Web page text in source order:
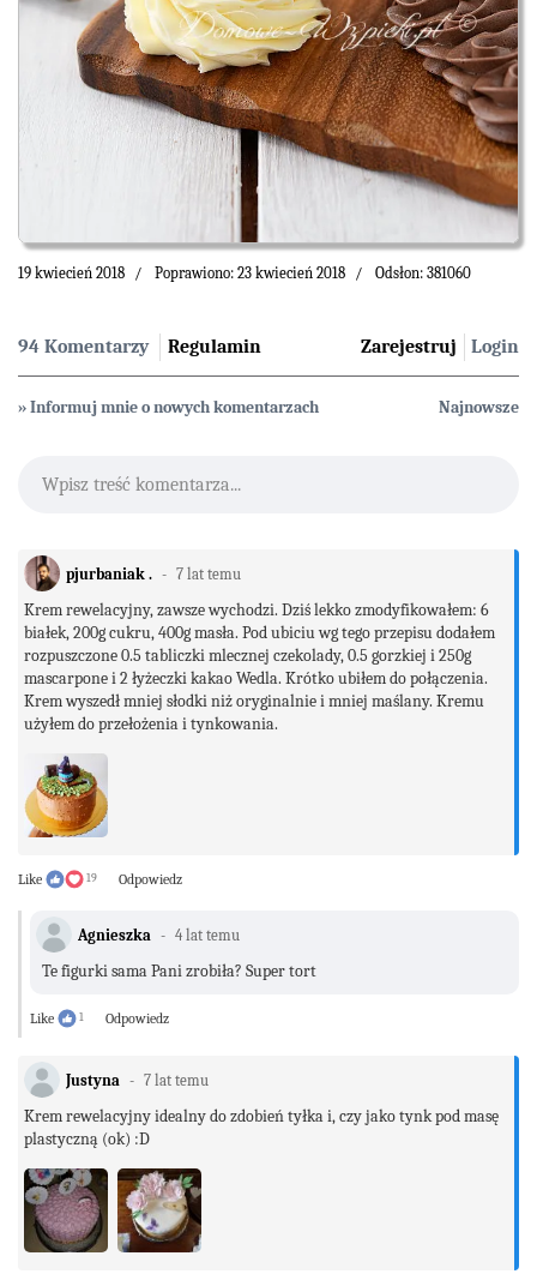
19 kwiecień 2018 Poprawiono: 23 kwiecień 2018 Odsłon: 381060
94 Komentarzy Regulamin Login
Zarejestruj
» Informuj mnie o nowych komentarzach Najnowsze
Wpisz treść komentarza...
pjurbaniak . 7 lat temu
Krem rewelacyjny, zawsze wychodzi. Dziś lekko zmodyfikowałem: 6
białek, 200g cukru, 400g masła. Pod ubiciu wg tego przepisu dodałem
rozpuszczone 0.5 tabliczki mlecznej czekolady, 0.5 gorzkiej i 250g
mascarpone i 2 łyżeczki kakao Wedla. Krótko ubiłem do połączenia.
Krem wyszedł mniej słodki niż oryginalnie i mniej maślany. Kremu
użyłem do przełożenia i tynkowania.
Like 19 Odpowiedz
Agnieszka 4 lat temu
Te figurki sama Pani zrobiła? Super tort
Like 1 Odpowiedz
Justyna 7 lat temu
Krem rewelacyjny idealny do zdobień tyłka i, czy jako tynk pod masę
plastyczną (ok) :D